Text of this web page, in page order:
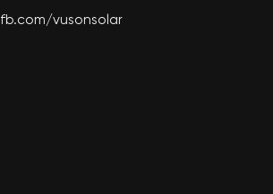
fb.com/vusonsolar